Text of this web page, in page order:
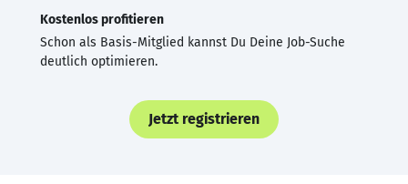
Kostenlos profitieren
Schon als Basis-Mitglied kannst Du Deine Job-Suche
deutlich optimieren.
Jetzt registrieren